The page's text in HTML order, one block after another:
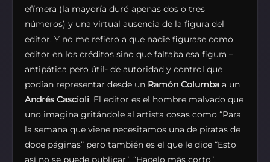
efímera (la mayoría duró apenas dos o tres
números) y una virtual ausencia de la figura del
editor. Y no me refiero a que nadie figurase como
editor en los créditos sino que faltaba esa figura –
antipática pero útil- de autoridad y control que
podían representar desde un Ramón Columba a un
Andrés Cascioli. El editor es el hombre malvado que
uno imagina gritándole al artista cosas como “Para
la semana que viene necesitamos una de piratas de
doce páginas” pero también es el que le dice “Esto
así no se puede publicar”, “Hacelo más corto”,